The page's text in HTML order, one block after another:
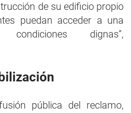
de su edificio propio
puedan acceder a una
dignas”,
pública del reclamo,